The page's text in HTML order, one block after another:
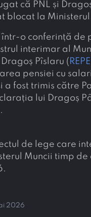
că PNL și
blocat la
într-o conferință de
interimar al
Pîslaru (
pensiei cu
a fost trimis către
lui Dragoș
de lege care
Muncii timp
2026